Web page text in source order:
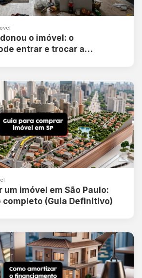
o imóvel: o
entrar e trocar a
um imóvel em São Paulo:
completo (Guia Definitivo)